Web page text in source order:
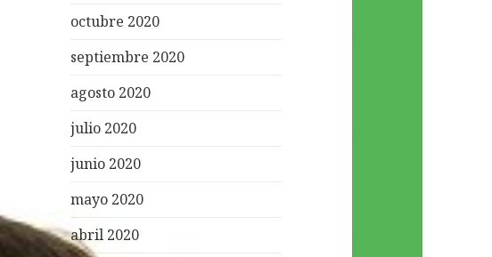
octubre 2020
septiembre 2020
agosto 2020
julio 2020
junio 2020
mayo 2020
abril 2020